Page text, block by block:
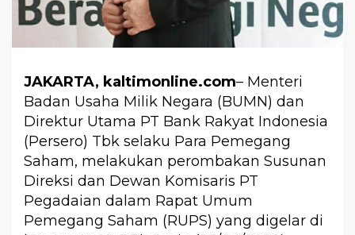
JAKARTA, kaltimonline.com– Menteri
Badan Usaha Milik Negara (BUMN) dan
Direktur Utama PT Bank Rakyat Indonesia
(Persero) Tbk selaku Para Pemegang
Saham, melakukan perombakan Susunan
Direksi dan Dewan Komisaris PT
Pegadaian dalam Rapat Umum
Pemegang Saham (RUPS) yang digelar di